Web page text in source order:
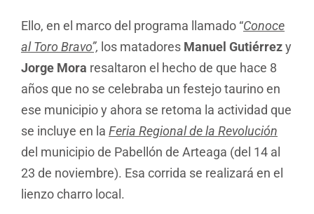
Ello, en el marco del programa llamado “Conoce
al Toro Bravo”, los matadores Manuel Gutiérrezy
Jorge Mora resaltaron el hecho de que hace 8
años que no se celebraba un festejo taurino en
ese municipio y ahora se retoma la actividad que
se incluye en la Feria Regional de la Revolución
del municipio de Pabellón de Arteaga (del 14 al
23 de noviembre). Esa corrida se realizará en el
lienzo charro local.